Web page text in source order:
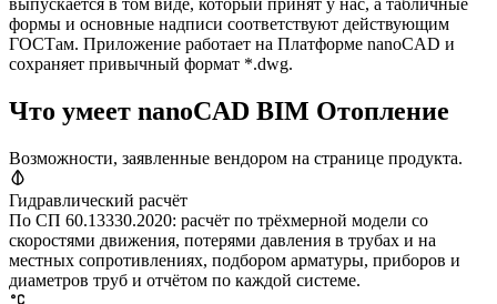
формы и основные надписи соответствуют действующим
ГОСТам. Приложение работает на Платформе nanoCAD и
сохраняет привычный формат *.dwg.
Что умеет nanoCAD BIM Отопление
Возможности, заявленные вендором на странице продукта.
Гидравлический расчёт
По СП 60.13330.2020: расчёт по трёхмерной модели со
скоростями движения, потерями давления в трубах и на
местных сопротивлениях, подбором арматуры, приборов и
диаметров труб и отчётом по каждой системе.